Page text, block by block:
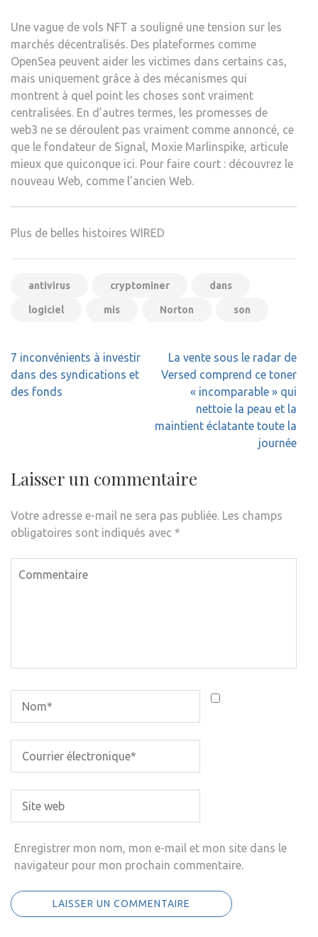
Une vague de vols NFT a souligné une tension sur les
marchés décentralisés. Des plateformes comme
OpenSea peuvent aider les victimes dans certains cas,
mais uniquement grâce à des mécanismes qui
montrent à quel point les choses sont vraiment
centralisées. En d’autres termes, les promesses de
web3 ne se déroulent pas vraiment comme annoncé, ce
que le fondateur de Signal, Moxie Marlinspike, articule
mieux que quiconque ici. Pour faire court : découvrez le
nouveau Web, comme l’ancien Web.
Plus de belles histoires WIRED
antivirus cryptominer dans
logiciel mis Norton son
Navigation
de
l’article
7 inconvénients à investir
dans des syndications et
des fonds
La vente sous le radar de
Versed comprend ce toner
« incomparable » qui
nettoie la peau et la
maintient éclatante toute la
journée
Laisser un commentaire
Votre adresse e-mail ne sera pas publiée. Les champs
obligatoires sont indiqués avec *
Enregistrer mon nom, mon e-mail et mon site dans le
navigateur pour mon prochain commentaire.